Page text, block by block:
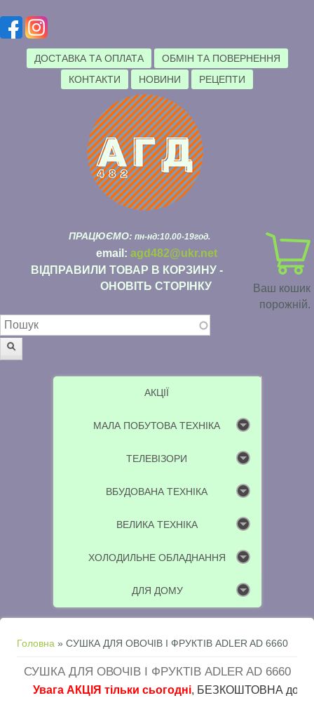
ДОСТАВКА ТА ОПЛАТА
ОБМІН ТА ПОВЕРНЕННЯ
КОНТАКТИ
НОВИНИ РЕЦЕПТИ
Ваш кошик
порожній.
ПРАЦЮЄМО: пн-нд:10.00-19год.
email: agd482@ukr.net
ВІДПРАВИЛИ ТОВАР В КОРЗИНУ -
ОНОВІТЬ СТОРІНКУ
Пошукова форма
АКЦІЇ
МАЛА ПОБУТОВА ТЕХНІКА
ТЕЛЕВІЗОРИ
ВБУДОВАНА ТЕХНІКА
ВЕЛИКА ТЕХНІКА
ХОЛОДИЛЬНЕ ОБЛАДНАННЯ
ДЛЯ ДОМУ
Ви є тут
Головна » СУШКА ДЛЯ ОВОЧІВ І ФРУКТІВ ADLER AD 6660
СУШКА ДЛЯ ОВОЧІВ І ФРУКТІВ ADLER AD 6660
Увага АКЦІЯ тільки сьогодні, БЕЗКОШТОВНА доставка